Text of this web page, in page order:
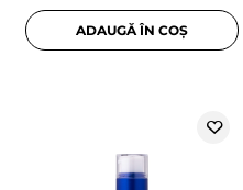
ADAUGĂ ÎN COȘ